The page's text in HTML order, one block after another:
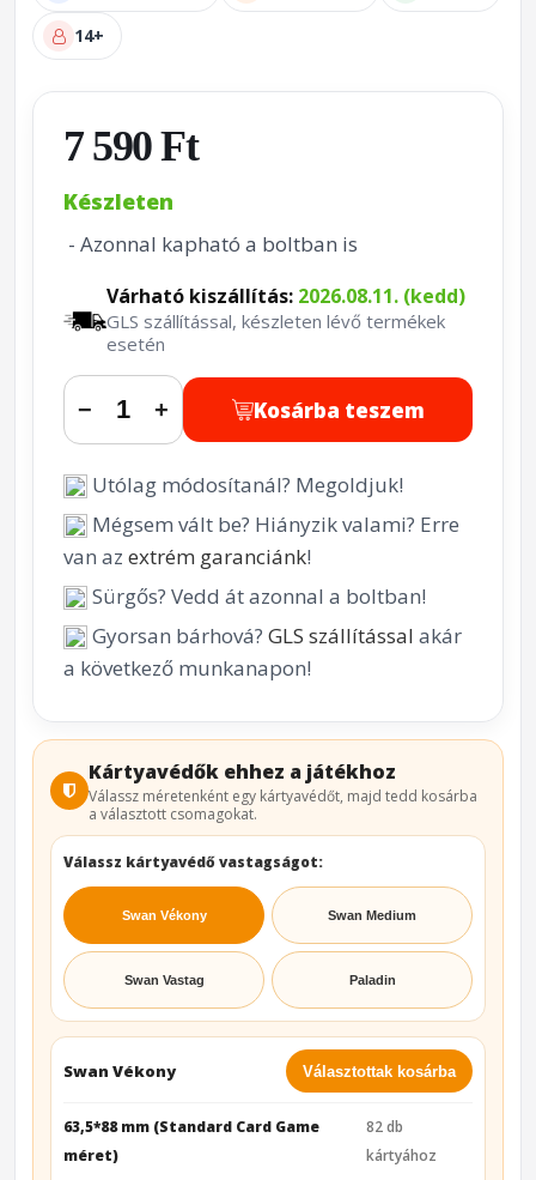
14+
7 590 Ft
Készleten
- Azonnal kapható a boltban is
Várható kiszállítás: 2026.08.11. (kedd)
GLS szállítással, készleten lévő termékek
esetén
− + Kosárba teszem
Utólag módosítanál? Megoldjuk!
Mégsem vált be? Hiányzik valami? Erre
van az extrém garanciánk!
Sürgős? Vedd át azonnal a boltban!
Gyorsan bárhová? GLS szállítással akár
a következő munkanapon!
Kártyavédők ehhez a játékhoz
Válassz méretenként egy kártyavédőt, majd tedd kosárba
a választott csomagokat.
Válassz kártyavédő vastagságot:
Swan Vékony Swan Medium
Swan Vastag Paladin
Swan Vékony Választottak kosárba
63,5*88 mm (Standard Card Game
méret)
82 db
kártyához